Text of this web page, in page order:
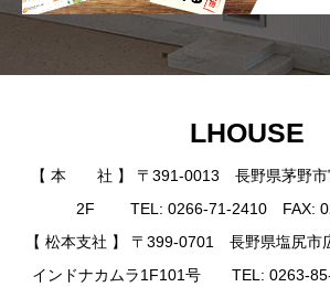
LHOUSE
【 本 社 】 〒391-0013 長野県茅野市
2F TEL: 0266-71-2410 FAX:
【 松本支社 】 〒399-0701 長野県塩尻市
インドナカムラ1F101号 TEL: 0263-